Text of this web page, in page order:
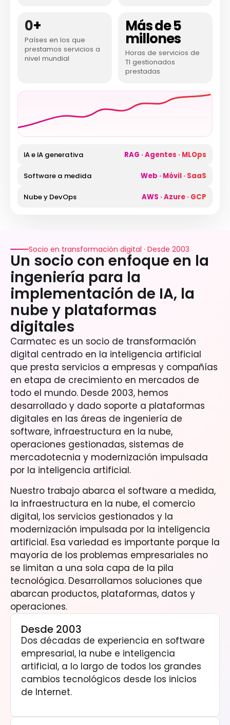
0+
Países en los que
prestamos servicios a
nivel mundial
Más de 5
millones
Horas de servicios de
TI gestionados
prestadas
IA e IA generativa RAG · Agentes · MLOps
Software a medida Web · Móvil · SaaS
Nube y DevOps AWS · Azure · GCP
Desde 2003
Dos décadas de experiencia en software
empresarial, la nube e inteligencia
artificial, a lo largo de todos los grandes
cambios tecnológicos desde los inicios
de Internet.
Socio en transformación digital · Desde 2003
Un socio con enfoque en la
ingeniería para la
implementación de IA, la
nube y plataformas
digitales
Carmatec es un socio de transformación
digital centrado en la inteligencia artificial
que presta servicios a empresas y compañías
en etapa de crecimiento en mercados de
todo el mundo. Desde 2003, hemos
desarrollado y dado soporte a plataformas
digitales en las áreas de ingeniería de
software, infraestructura en la nube,
operaciones gestionadas, sistemas de
mercadotecnia y modernización impulsada
por la inteligencia artificial.
Nuestro trabajo abarca el software a medida,
la infraestructura en la nube, el comercio
digital, los servicios gestionados y la
modernización impulsada por la inteligencia
artificial. Esa variedad es importante porque la
mayoría de los problemas empresariales no
se limitan a una sola capa de la pila
tecnológica. Desarrollamos soluciones que
abarcan productos, plataformas, datos y
operaciones.